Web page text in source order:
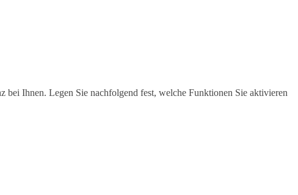
bei Ihnen. Legen Sie nachfolgend fest, welche Funktionen Sie aktivieren